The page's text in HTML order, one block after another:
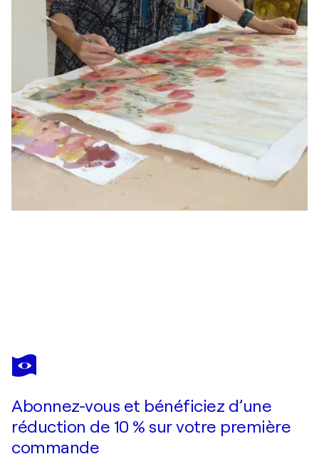
SILVIA VASSILEVA
Clouds Wisper
Abonnez-vous et bénéficiez d’une
réduction de 10 % sur votre première
commande